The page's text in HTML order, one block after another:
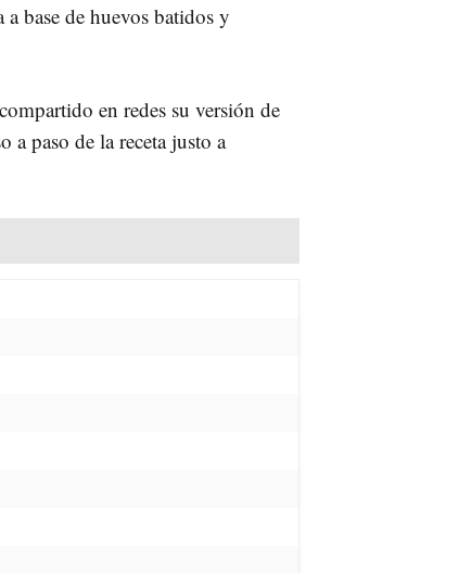
base de huevos batidos y
en redes su versión de
a paso de la receta justo a